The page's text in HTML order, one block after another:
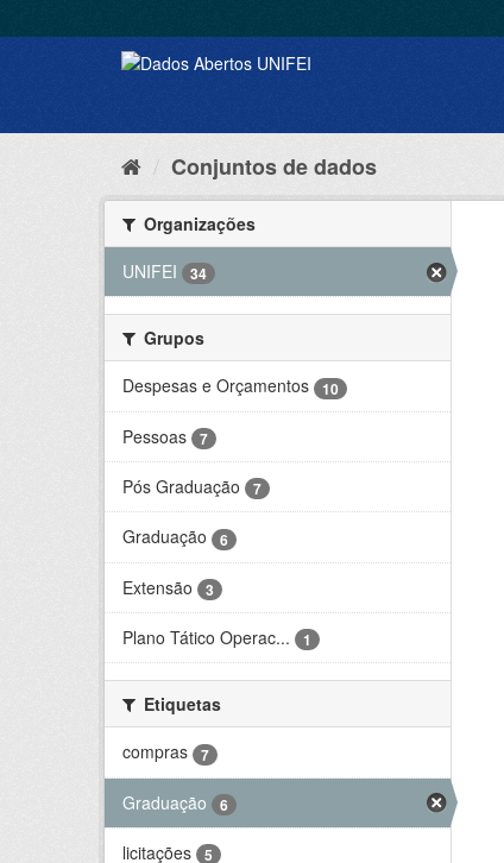
Conjuntos de dados
Organizações
UNIFEI
34
Grupos
Despesas e Orçamentos
10
Pessoas 7
Pós Graduação 7
Graduação 6
Extensão 3
Plano Tático Operac... 1
Etiquetas
compras
7
Graduação 6
licitações 5